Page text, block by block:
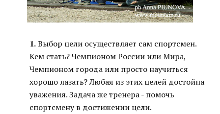
1.Выбор цели осуществляет сам спортсмен.
Кем стать? Чемпионом России или Мира,
Чемпионом города или просто научиться
хорошо лазать? Любая из этих целей достойна
уважения. Задача же тренера - помочь
спортсмену в достижении цели.